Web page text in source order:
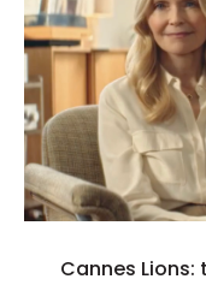
Cannes Lions: